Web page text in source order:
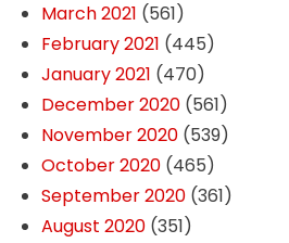
March 2021 (561)
February 2021 (445)
January 2021 (470)
December 2020(561)
November 2020(539)
October 2020(465)
September 2020(361)
August 2020(351)